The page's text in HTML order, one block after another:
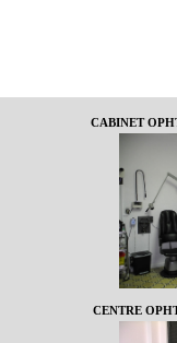
CABINET
CENTRE